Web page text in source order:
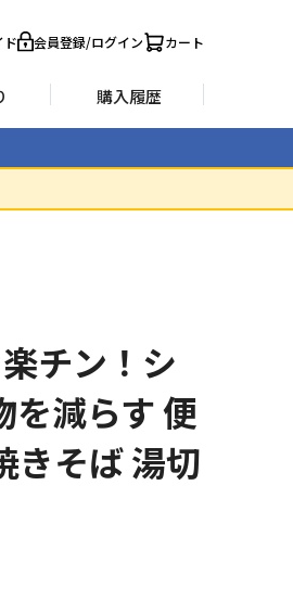
ド 会員登録/ログイン カート
購入履歴
チン！シ
を減らす 便
きそば 湯切